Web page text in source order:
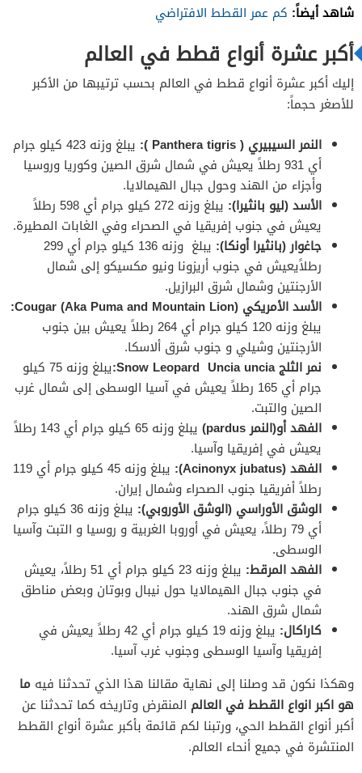
شاهد أيضاً: كم عمر القطط الافتراضي
أكبر عشرة أنواع قطط في العالم
إليك أكبر عشرة أنواع قطط في العالم بحسب ترتيبها من الأكبر
للأصغر حجماً:
النمر السيبيري ( Panthera tigris ):
يبلغ وزنه 423 كيلو جرام
أي 931 رطلاً يعيش في شمال شرق الصين وكوريا وروسيا
وأجزاء من الهند وحول جبال الهيمالايا.
الأسد (ليو بانثيرا):
يبلغ وزنه 272 كيلو جرام أي 598 رطلاً
يعيش في جنوب إفريقيا في الصحراء وفي الغابات المطيرة.
جاغوار (بانثيرا أونكا):
يبلغ وزنه 136 كيلو جرام أي 299
رطلاًيعيش في جنوب أريزونا ونيو مكسيكو إلى شمال
الأرجنتين وشمال شرق البرازيل.
الأسد الأمريكي Cougar (Aka Puma and Mountain Lion):
يبلغ وزنه
120 كيلو جرام أي 264 رطلاً يعيش بين جنوب
الأرجنتين وشيلي و جنوب شرق ألاسكا.
نمر الثلج Snow Leopard Uncia uncia:
يبلغ وزنه 75 كيلو
جرام أي 165 رطلاً يعيش في آسيا الوسطى إلى شمال غرب
الصين والتبت.
الفهد أو(النمر pardus)
يبلغ وزنه 65 كيلو جرام أي 143 رطلاً
يعيش في إفريقيا وآسيا.
الفهد (Acinonyx jubatus):
يبلغ وزنه 45 كيلو جرام أي 119
رطلاً أفريقيا جنوب الصحراء وشمال إيران.
الوشق الأوراسي (الوشق الأوروبي):
يبلغ وزنه 36 كيلو جرام
أي 79 رطلاً، يعيش في أوروبا الغربية و روسيا و التبت وآسيا
الوسطى.
الفهد المرقط:
يبلغ وزنه 23 كيلو جرام أي 51 رطلاً، يعيش
في جنوب جبال الهيمالايا حول نيبال وبوتان وبعض مناطق
شمال شرق الهند.
كاراكال:
يبلغ وزنه 19 كيلو جرام أي 42 رطلاً يعيش في
إفريقيا وآسيا الوسطى وجنوب غرب آسيا.
وهكذا نكون قد وصلنا إلى نهاية مقالنا هذا الذي تحدثنا فيه ما
هو اكبر انواع القطط في العالم المنقرض وتاريخه كما تحدثنا عن
أكبر أنواع القطط الحي، ورتبنا لكم قائمة بأكبر عشرة أنواع القطط
المنتشرة في جميع أنحاء العالم.